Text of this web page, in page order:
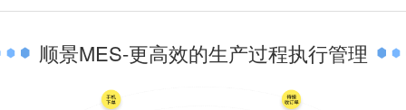
顺景MES-更高效的生产过程执行管理